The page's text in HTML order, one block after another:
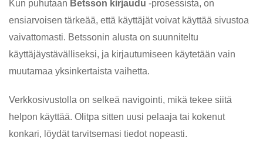
Kun puhutaan Betsson kirjaudu -prosessista, on
ensiarvoisen tärkeää, että käyttäjät voivat käyttää sivustoa
vaivattomasti. Betssonin alusta on suunniteltu
käyttäjäystävälliseksi, ja kirjautumiseen käytetään vain
muutamaa yksinkertaista vaihetta.
Verkkosivustolla on selkeä navigointi, mikä tekee siitä
helpon käyttää. Olitpa sitten uusi pelaaja tai kokenut
konkari, löydät tarvitsemasi tiedot nopeasti.